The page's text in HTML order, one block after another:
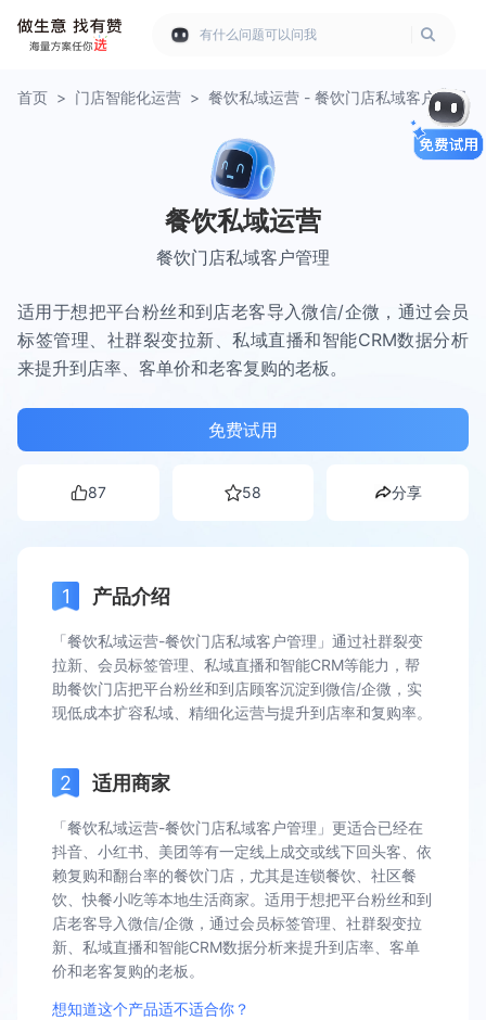
有什么问题可以问我
首页 > 门店智能化运营 > 餐饮私域运营 - 餐饮门店私域客户管理
餐饮私域运营
餐饮门店私域客户管理
适用于想把平台粉丝和到店老客导入微信/企微，通过会员
标签管理、社群裂变拉新、私域直播和智能CRM数据分析
来提升到店率、客单价和老客复购的老板。
免费试用
87 58 分享
产品介绍
「餐饮私域运营-餐饮门店私域客户管理」通过社群裂变
拉新、会员标签管理、私域直播和智能CRM等能力，帮
助餐饮门店把平台粉丝和到店顾客沉淀到微信/企微，实
现低成本扩容私域、精细化运营与提升到店率和复购率。
适用商家
「餐饮私域运营-餐饮门店私域客户管理」更适合已经在
抖音、小红书、美团等有一定线上成交或线下回头客、依
赖复购和翻台率的餐饮门店，尤其是连锁餐饮、社区餐
饮、快餐小吃等本地生活商家。适用于想把平台粉丝和到
店老客导入微信/企微，通过会员标签管理、社群裂变拉
新、私域直播和智能CRM数据分析来提升到店率、客单
价和老客复购的老板。
想知道这个产品适不适合你？